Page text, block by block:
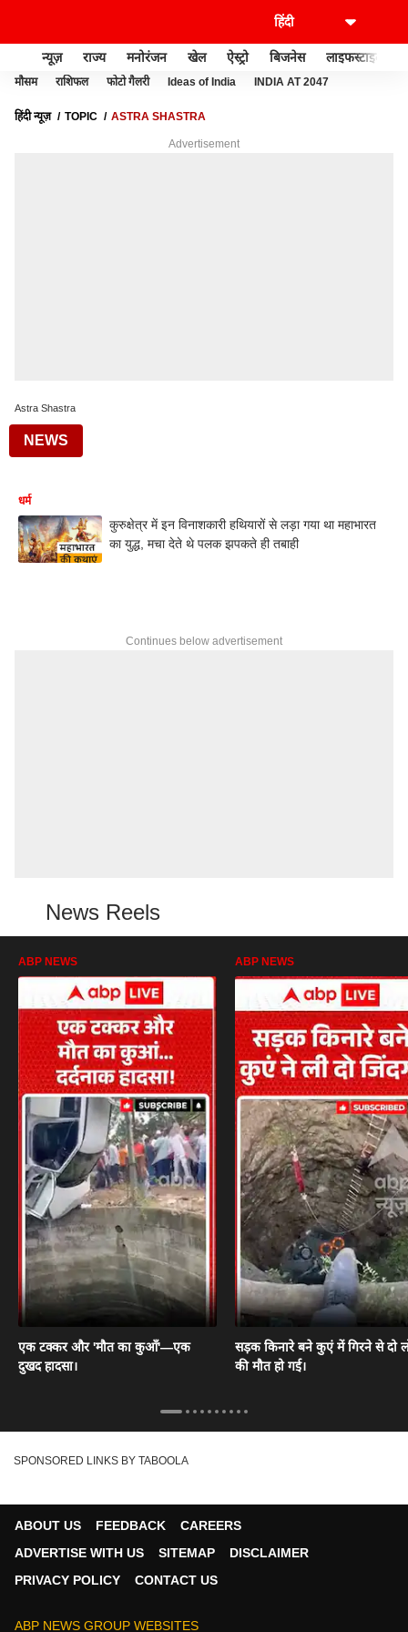
न्यूज़ राज्य मनोरंजन खेल ऐस्ट्रो बिजनेस लाइफस्टाइल
मौसम राशिफल फोटो गैलरी Ideas of India INDIA AT 2047
हिंदी न्यूज़ TOPIC ASTRA SHASTRA
Advertisement
Astra Shastra
NEWS
धर्म
कुरुक्षेत्र में इन विनाशकारी हथियारों से लड़ा गया था महाभारत
का युद्ध, मचा देते थे पलक झपकते ही तबाही
Continues below advertisement
News Reels
ABP NEWS
एक टक्कर और 'मौत का कुआँ'—एक
दुखद हादसा।
ABP NEWS
सड़क किनारे बने कुएं में गिरने से दो
की मौत हो गई।
SPONSORED LINKS BY TABOOLA
ABOUT US FEEDBACK
CAREERS
ADVERTISE WITH US
SITEMAP
DISCLAIMER
PRIVACY POLICY
CONTACT US
ABP NEWS GROUP WEBSITES